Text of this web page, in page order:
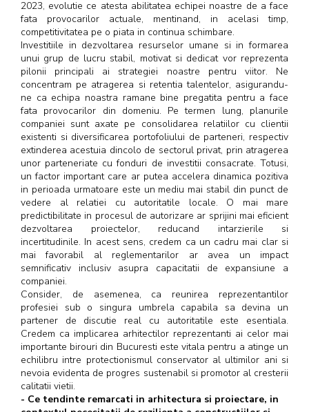
2023, evolutie ce atesta abilitatea echipei noastre de a face
fata provocarilor actuale, mentinand, in acelasi timp,
competitivitatea pe o piata in continua schimbare.
Investitiile in dezvoltarea resurselor umane si in formarea
unui grup de lucru stabil, motivat si dedicat vor reprezenta
pilonii principali ai strategiei noastre pentru viitor. Ne
concentram pe atragerea si retentia talentelor, asigurandu-
ne ca echipa noastra ramane bine pregatita pentru a face
fata provocarilor din domeniu. Pe termen lung, planurile
companiei sunt axate pe consolidarea relatiilor cu clientii
existenti si diversificarea portofoliului de parteneri, respectiv
extinderea acestuia dincolo de sectorul privat, prin atragerea
unor parteneriate cu fonduri de investitii consacrate. Totusi,
un factor important care ar putea accelera dinamica pozitiva
in perioada urmatoare este un mediu mai stabil din punct de
vedere al relatiei cu autoritatile locale. O mai mare
predictibilitate in procesul de autorizare ar sprijini mai eficient
dezvoltarea proiectelor, reducand intarzierile si
incertitudinile. In acest sens, credem ca un cadru mai clar si
mai favorabil al reglementarilor ar avea un impact
semnificativ inclusiv asupra capacitatii de expansiune a
companiei.
Consider, de asemenea, ca reunirea reprezentantilor
profesiei sub o singura umbrela capabila sa devina un
partener de discutie real cu autoritatile este esentiala.
Credem ca implicarea arhitectilor reprezentanti ai celor mai
importante birouri din Bucuresti este vitala pentru a atinge un
echilibru intre protectionismul conservator al ultimilor ani si
nevoia evidenta de progres sustenabil si promotor al cresterii
calitatii vietii.
- Ce tendinte remarcati in arhitectura si proiectare, in